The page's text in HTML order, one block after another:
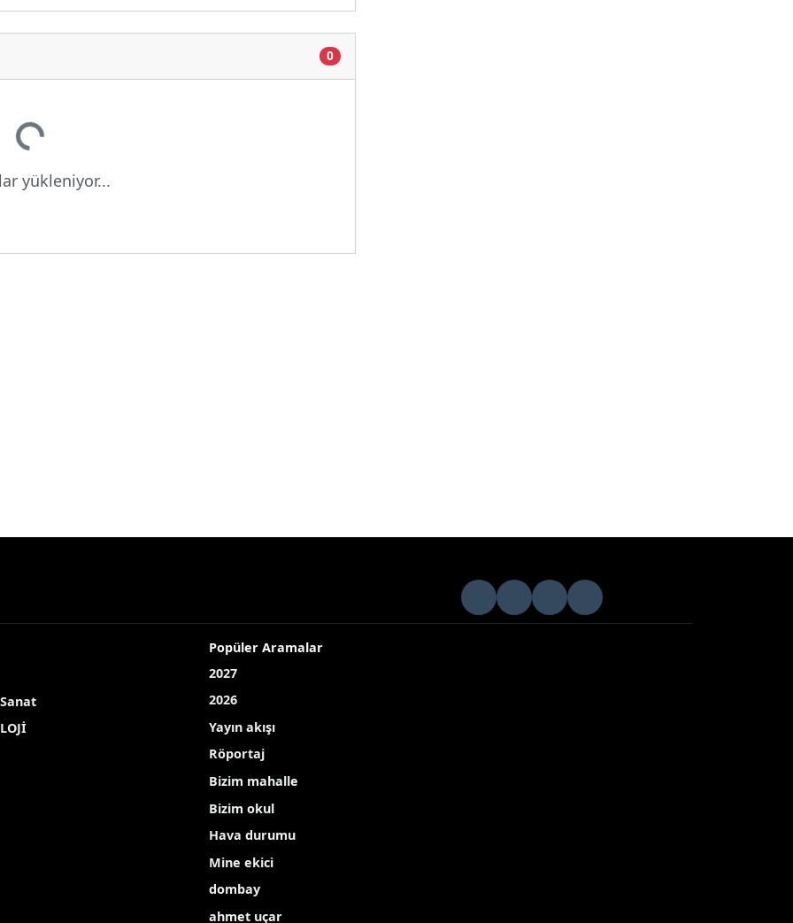
0
yükleniyor...
Popüler Aramalar
2027
2026
Yayın akışı
Röportaj
Bizim mahalle
Bizim okul
Hava durumu
Mine ekici
dombay
ahmet uçar